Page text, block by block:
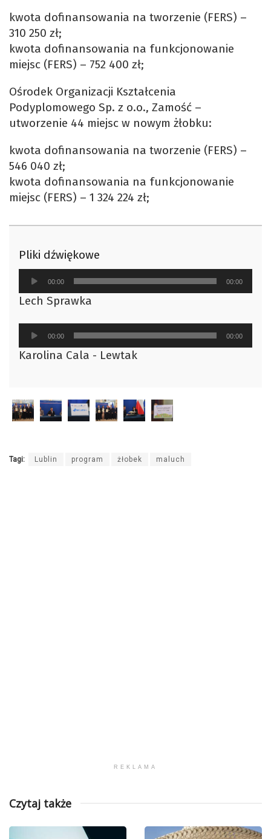
kwota dofinansowania na tworzenie (FERS) –
310 250 zł;
kwota dofinansowania na funkcjonowanie
miejsc (FERS) – 752 400 zł;
Ośrodek Organizacji Kształcenia
Podyplomowego Sp. z o.o., Zamość –
utworzenie 44 miejsc w nowym żłobku:
kwota dofinansowania na tworzenie (FERS) –
546 040 zł;
kwota dofinansowania na funkcjonowanie
miejsc (FERS) – 1 324 224 zł;
Pliki dźwiękowe
Odtwarzacz
plików
dźwiękowych
00:00 00:00
Lech Sprawka
Odtwarzacz
plików
dźwiękowych
00:00 00:00
Karolina Cala - Lewtak
Tagi: Lublin program żłobek maluch
REKLAMA
Czytaj także